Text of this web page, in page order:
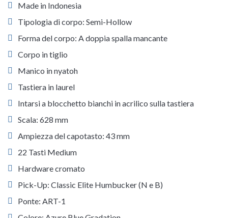
Made in Indonesia
Tipologia di corpo: Semi-Hollow
Forma del corpo: A doppia spalla mancante
Corpo in tiglio
Manico in nyatoh
Tastiera in laurel
Intarsi a blocchetto bianchi in acrilico sulla tastiera
Scala: 628 mm
Ampiezza del capotasto: 43 mm
22 Tasti Medium
Hardware cromato
Pick-Up: Classic Elite Humbucker (N e B)
Ponte: ART-1